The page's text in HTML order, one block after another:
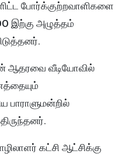
போர்க்குற்றவாளிகளை
இற்கு அழுத்தம்
ஆதரவை வீடியோவில்
பாராளுமன்றில்
கட்சி ஆட்சிக்கு